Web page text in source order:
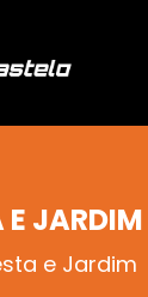
E JARDIM
e Jardim